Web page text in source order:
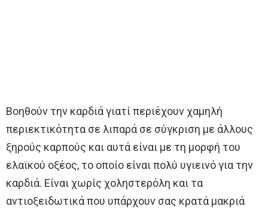
Βοηθούν την καρδιά γιατί περιέχουν χαμηλή
περιεκτικότητα σε λιπαρά σε σύγκριση με άλλους
ξηρούς καρπούς και αυτά είναι με τη μορφή του
ελαϊκού οξέος, το οποίο είναι πολύ υγιεινό για την
καρδιά. Είναι χωρίς χοληστερόλη και τα
αντιοξειδωτικά που υπάρχουν σας κρατά μακριά